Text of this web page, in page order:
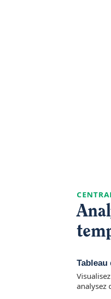
Tableau
analysez